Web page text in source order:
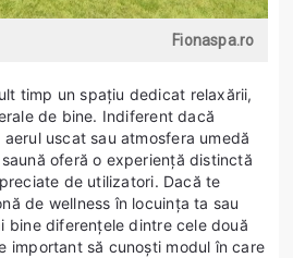
Fionaspa.ro
timp un spațiu dedicat relaxării,
de bine. Indiferent dacă
uscat sau atmosfera umedă
oferă o experiență distinctă
de utilizatori. Dacă te
de wellness în locuința ta sau
bine diferențele dintre cele două
important să cunoști modul în care